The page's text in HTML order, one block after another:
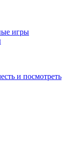
игры
и посмотреть